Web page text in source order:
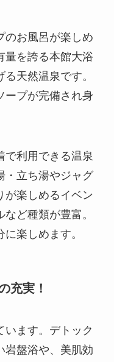
のお風呂が楽しめ
量を誇る本館大浴
天然温泉です。
ープが完備され身
で利用できる温泉
・立ち湯やジャグ
が楽しめるイベン
ど種類が豊富。
楽しめます。
充実！
います。デトック
岩盤浴や、美肌効